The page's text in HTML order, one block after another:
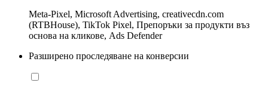
Meta-Pixel, Microsoft Advertising, creativecdn.com
(RTBHouse), TikTok Pixel, Препоръки за продукти въз
основа на кликове, Ads Defender
Разширено проследяване на конверсии